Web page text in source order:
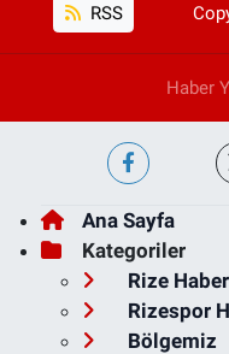
RSS
Haber
Ana Sayfa
Kategoriler
Rize
Rizespor
Bölgemiz